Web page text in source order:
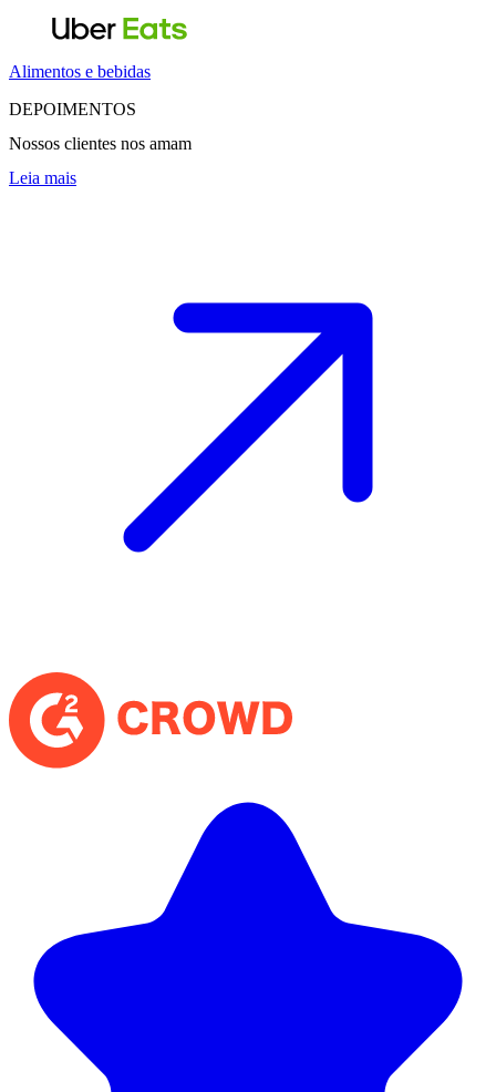
Alimentos e bebidas
DEPOIMENTOS
Nossos clientes nos amam
Leia mais